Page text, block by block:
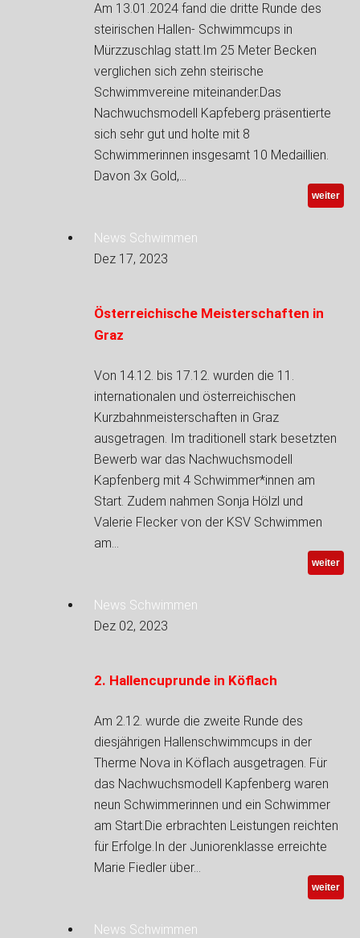
Am 13.01.2024 fand die dritte Runde des
steirischen Hallen- Schwimmcups in
Mürzzuschlag statt.Im 25 Meter Becken
verglichen sich zehn steirische
Schwimmvereine miteinander.Das
Nachwuchsmodell Kapfeberg präsentierte
sich sehr gut und holte mit 8
Schwimmerinnen insgesamt 10 Medaillien.
Davon 3x Gold,…
weiter
News Schwimmen
Dez 17, 2023
Österreichische Meisterschaften in
Graz
Von 14.12. bis 17.12. wurden die 11.
internationalen und österreichischen
Kurzbahnmeisterschaften in Graz
ausgetragen. Im traditionell stark besetzten
Bewerb war das Nachwuchsmodell
Kapfenberg mit 4 Schwimmer*innen am
Start. Zudem nahmen Sonja Hölzl und
Valerie Flecker von der KSV Schwimmen
am…
weiter
News Schwimmen
Dez 02, 2023
2. Hallencuprunde in Köflach
Am 2.12. wurde die zweite Runde des
diesjährigen Hallenschwimmcups in der
Therme Nova in Köflach ausgetragen. Für
das Nachwuchsmodell Kapfenberg waren
neun Schwimmerinnen und ein Schwimmer
am Start.Die erbrachten Leistungen reichten
für Erfolge.In der Juniorenklasse erreichte
Marie Fiedler über…
weiter
News Schwimmen